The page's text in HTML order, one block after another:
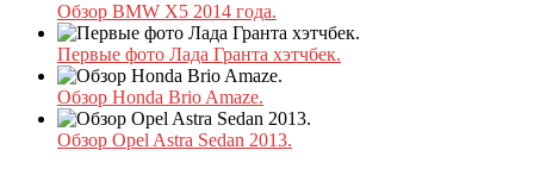
Обзор BMW X5 2014 года.
Первые фото Лада Гранта хэтчбек.
Обзор Honda Brio Amaze.
Обзор Opel Astra Sedan 2013.